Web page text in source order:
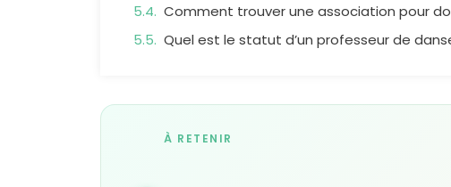
Comment trouver une association pour
Quel est le statut d’un professeur de
À RETENIR